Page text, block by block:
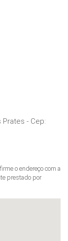
Prates - Cep:
o endereço com a
prestado por